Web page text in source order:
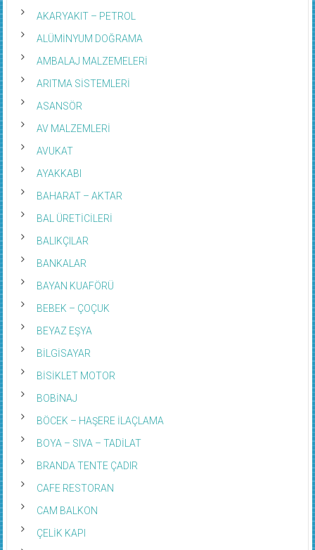
AKARYAKIT – PETROL
ALÜMİNYUM DOĞRAMA
AMBALAJ MALZEMELERİ
ARITMA SİSTEMLERİ
ASANSÖR
AV MALZEMLERİ
AVUKAT
AYAKKABI
BAHARAT – AKTAR
BAL ÜRETİCİLERİ
BALIKÇILAR
BANKALAR
BAYAN KUAFÖRÜ
BEBEK – ÇOÇUK
BEYAZ EŞYA
BİLGİSAYAR
BİSİKLET MOTOR
BOBİNAJ
BÖCEK – HAŞERE İLAÇLAMA
BOYA – SIVA – TADİLAT
BRANDA TENTE ÇADIR
CAFE RESTORAN
CAM BALKON
ÇELİK KAPI